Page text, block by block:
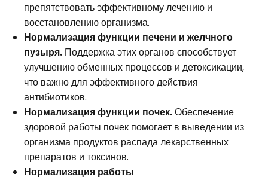
препятствовать эффективному лечению и
восстановлению организма.
Нормализация функции печени и желчного
пузыря. Поддержка этих органов способствует
улучшению обменных процессов и детоксикации,
что важно для эффективного действия
антибиотиков.
Нормализация функции почек.Обеспечение
здоровой работы почек помогает в выведении из
организма продуктов распада лекарственных
препаратов и токсинов.
Нормализация работы